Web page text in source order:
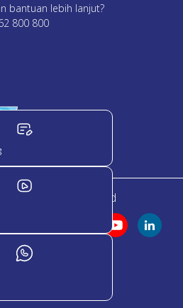
bantuan lebih lanjut?
800 800
All Right Reserved